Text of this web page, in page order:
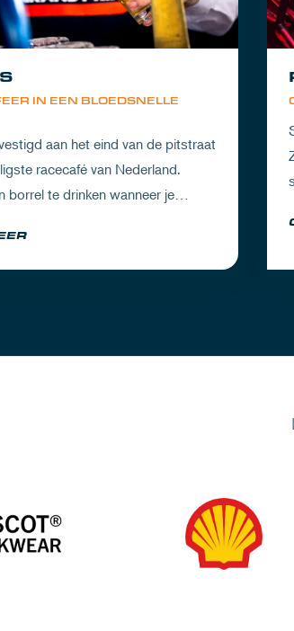
IN EEN BLOEDSNELLE
aan het eind van de pitstraat
racecafé van Nederland.
borrel te drinken wanneer je